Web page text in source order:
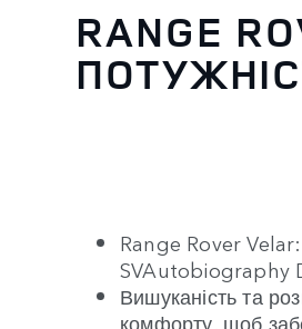
RANGE
Range Rover Velar:
SVAutobiography
Вишуканість та
комфорту, щоб